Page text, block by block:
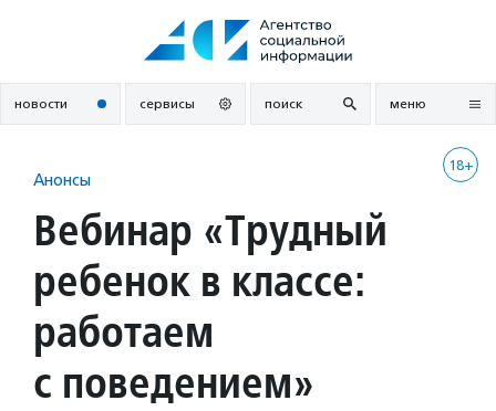
новости сервисы поиск меню
18+
Анонсы
Вебинар «Трудный
ребенок в классе:
работаем
с поведением»